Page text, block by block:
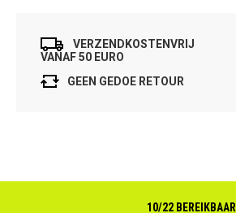
VERZENDKOSTENVRIJ
VANAF 50 EURO
GEEN GEDOE RETOUR
10/22 BEREIKBAAR